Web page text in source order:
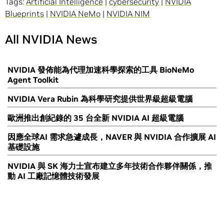
Blueprints | NVIDIA NeMo | NVIDIA NIM
All NVIDIA News
NVIDIA 發佈能為代理加速科學探索的工具 BioNeMo
Agent Toolkit
NVIDIA Vera Rubin 為科學研究提供世界級超級電腦
歐洲推出創紀錄的 35 台全新 NVIDIA AI 超級電腦
因應全球AI 需求急遽成長，NAVER 與 NVIDIA 合作擴展 AI
基礎設施
NVIDIA 與 SK 海力士宣布建立多年技術合作夥伴關係，推
動 AI 工廠記憶體技術發展